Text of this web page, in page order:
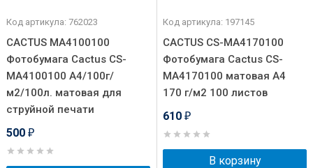
Код артикула: 762023
CACTUS MA4100100
Фотобумага Cactus CS-
MA4100100 A4/100г/
м2/100л. матовая для
струйной печати
500 ₽
Код артикула: 197145
CACTUS CS-MA4170100
Фотобумага Cactus CS-
MA4170100 матовая A4
170 г/м2 100 листов
610 ₽
В корзину